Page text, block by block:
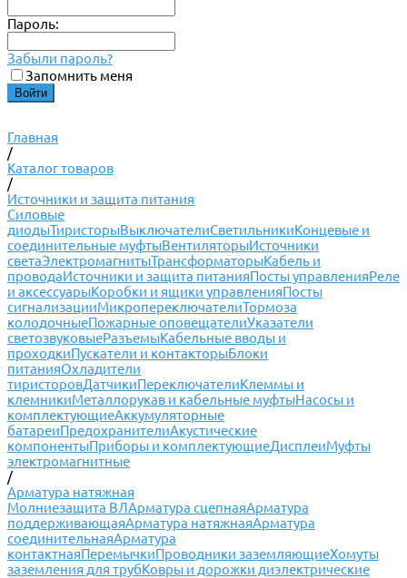
Пароль:
Забыли пароль?
Запомнить меня
Главная
/
Каталог товаров
/
Источники и защита питания
Силовые
диодыТиристорыВыключателиСветильникиКонцевые и
соединительные муфтыВентиляторыИсточники
светаЭлектромагнитыТрансформаторыКабель и
проводаИсточники и защита питанияПосты управленияРеле
и аксессуарыКоробки и ящики управленияПосты
сигнализацииМикропереключателиТормоза
колодочныеПожарные оповещателиУказатели
светозвуковыеРазъемыКабельные вводы и
проходкиПускатели и контакторыБлоки
питанияОхладители
тиристоровДатчикиПереключателиКлеммы и
клемникиМеталлорукав и кабельные муфтыНасосы и
комплектующиеАккумуляторные
батареиПредохранителиАкустические
компонентыПриборы и комплектующиеДисплеиМуфты
электромагнитные
/
Арматура натяжная
Молниезащита ВЛАрматура сцепнаяАрматура
поддерживающаяАрматура натяжнаяАрматура
соединительнаяАрматура
контактнаяПеремычкиПроводники заземляющиеХомуты
заземления для трубКовры и дорожки диэлектрические